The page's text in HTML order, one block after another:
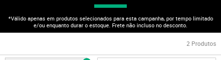
*Válido apenas em produtos selecionados para esta campanha, por tempo limitado
e/ou enquanto durar o estoque. Frete não incluso no desconto.
2 Produtos